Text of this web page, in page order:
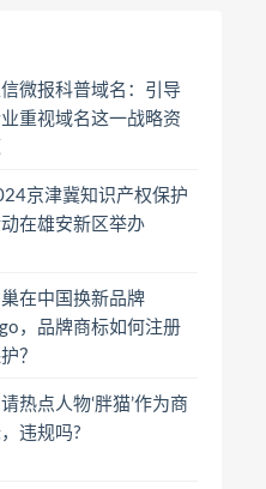
微报科普域名：引导
重视域名这一战略资
京津冀知识产权保护
在雄安新区举办
在中国换新品牌
，品牌商标如何注册
？
热点人物‘胖猫’作为商
违规吗?